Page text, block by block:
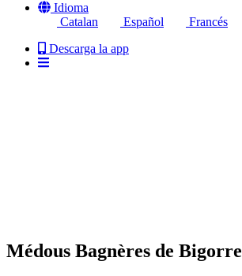
Idioma
Catalan
Español Francés
Descarga la app
Médous Bagnères de Bigorre